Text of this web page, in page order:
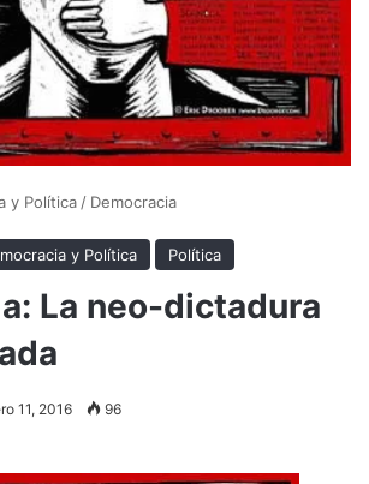
y Política / Democracia
y Política Política
La neo-dictadura
11, 2016 96